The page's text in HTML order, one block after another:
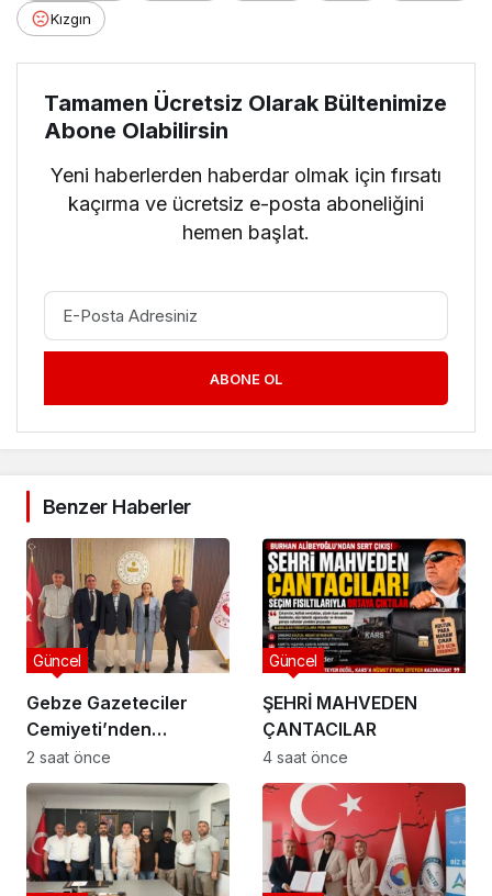
Kızgın
Tamamen Ücretsiz Olarak Bültenimize
Abone Olabilirsin
Yeni haberlerden haberdar olmak için fırsatı
kaçırma ve ücretsiz e-posta aboneliğini
hemen başlat.
ABONE OL
Benzer Haberler
Gebze Gazeteciler
Cemiyeti’nden
Kaymakam Özyiğit’e
Ziyaret
Güncel
2 saat önce
ŞEHRİ MAHVEDEN
ÇANTACILAR
Güncel
4 saat önce